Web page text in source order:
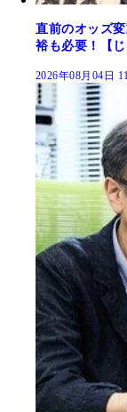
直前のオッズ
裕も必要！【
2026年08月04日